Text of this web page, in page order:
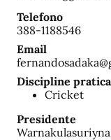
Telefono
388-1188546
Email
Discipline
Cricket
Presidente